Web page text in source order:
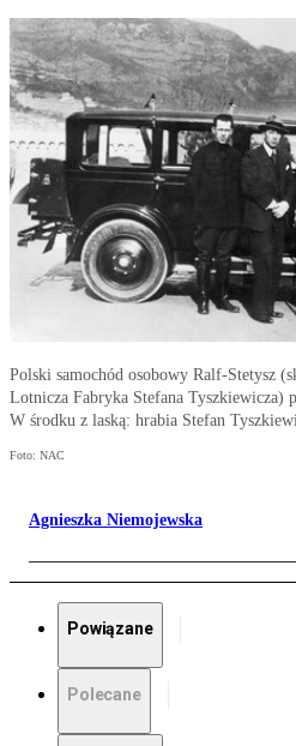
Polski samochód osobowy Ralf-Stetysz
Lotnicza Fabryka Stefana Tyszkiewicza)
W środku z laską: hrabia Stefan
Foto: NAC
Agnieszka Niemojewska
Powiązane
Polecane